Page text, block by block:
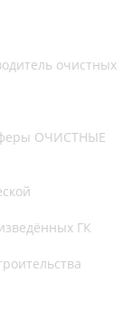
очистных
ОЧИСТНЫЕ
ГК